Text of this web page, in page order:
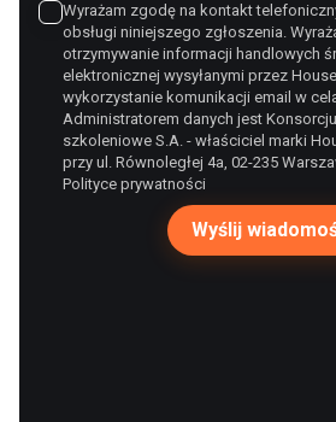
Wyrażam zgodę na kontakt
obsługi niniejszego zgłoszenia.
otrzymywanie informacji handlowych
elektronicznej wysyłanymi przez
wykorzystanie komunikacji email w
Administratorem danych jest
szkoleniowe S.A. - właściciel marki
przy ul. Równoległej 4a, 02-235
Polityce prywatności